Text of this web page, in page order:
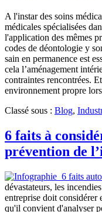
A l'instar des soins
médicales spécialisées
l'application des mêmes
codes de déontologie y
sain en permanence est
cela l’aménagement
contraintes rencontrées.
environnement propre
Classé sous : Blog,
6 faits à
prévention de
dévastateurs, les
entreprise doit considérer
qu'il convient d'analyser